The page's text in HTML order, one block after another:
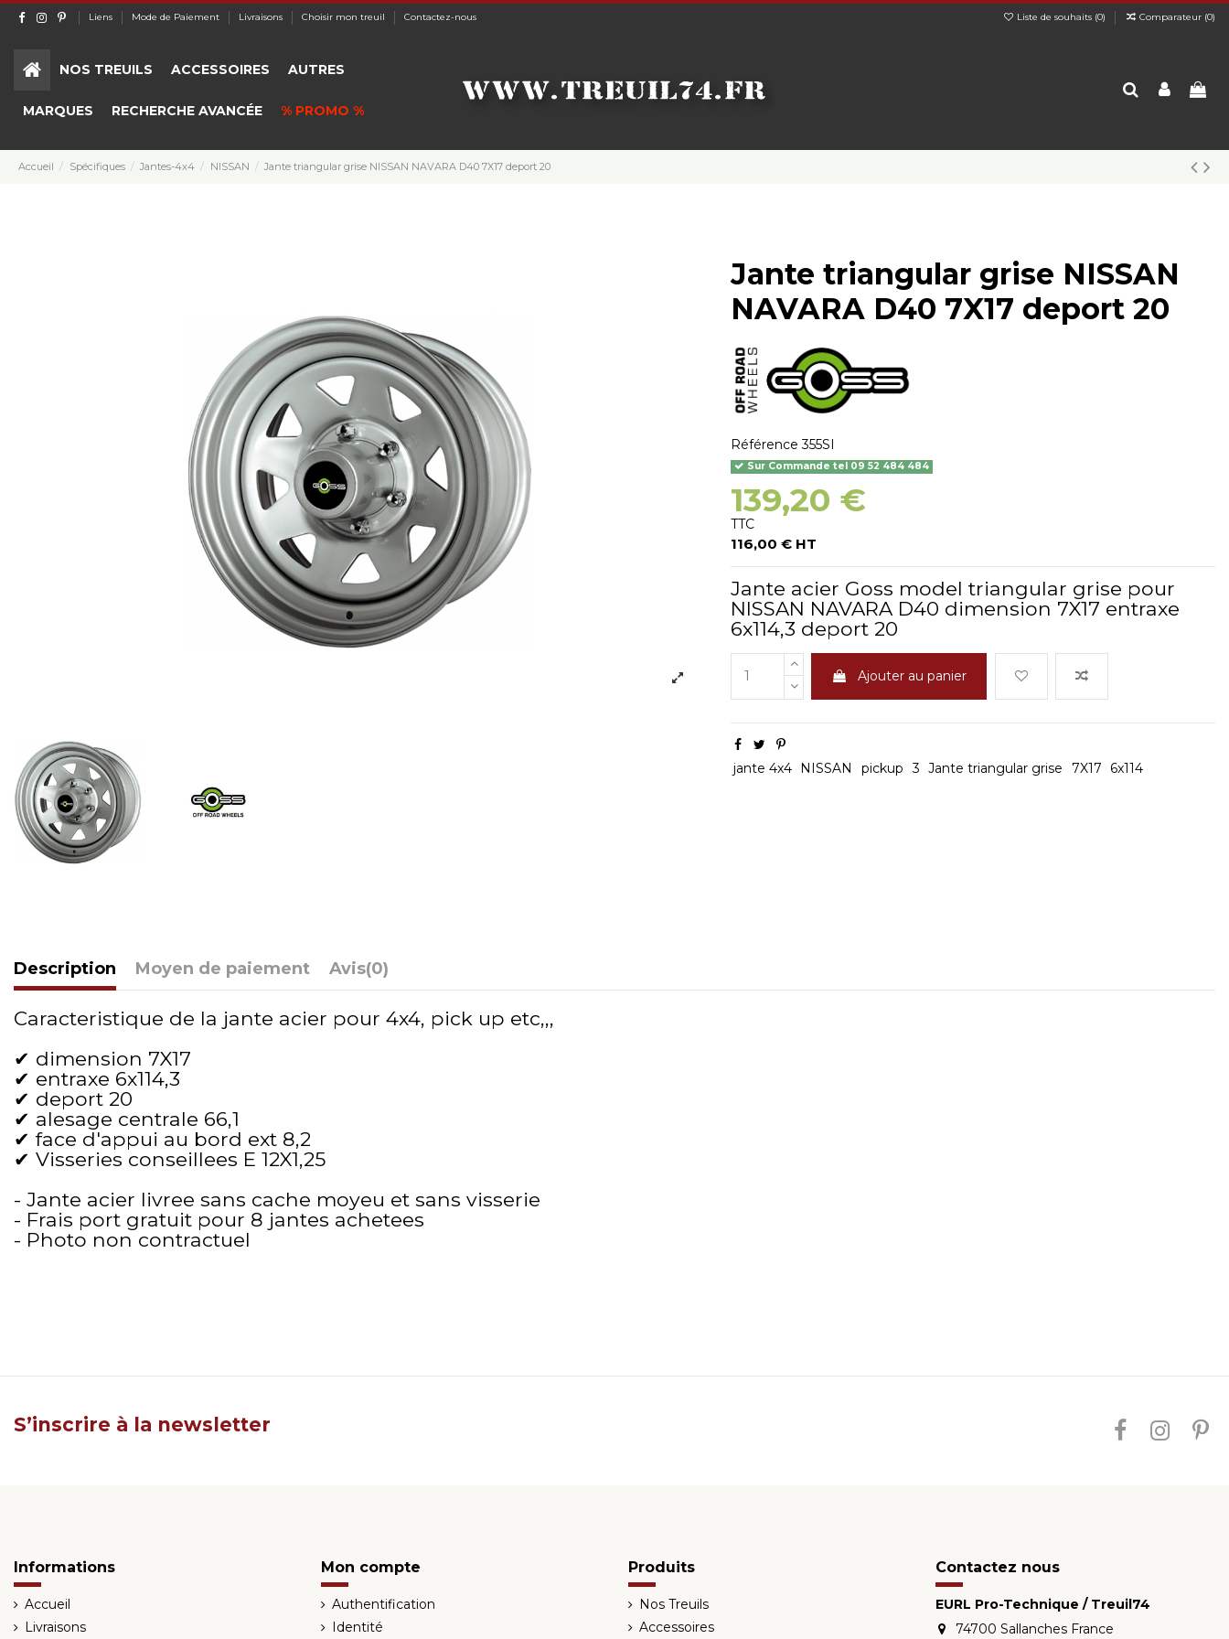
Liens Mode de Paiement Livraisons Choisir mon treuil Contactez-nous Liste de souhaits (0) Comparateur (0)
NOS TREUILS ACCESSOIRES AUTRES
MARQUES RECHERCHE AVANCÉE % PROMO %
Accueil Spécifiques Jantes-4x4 NISSAN Jante triangular grise NISSAN NAVARA D40 7X17 deport 20
Jante triangular grise NISSAN
NAVARA D40 7X17 deport 20
Référence 355SI
Sur Commande tel 09 52 484 484
139,20 €
TTC
116,00 € HT
Jante acier Goss model triangular grise pour
NISSAN NAVARA D40 dimension 7X17 entraxe
6x114,3 deport 20
Ajouter au panier
jante 4x4 NISSAN pickup 3 Jante triangular grise 7X17 6x114
Description Moyen de paiement Avis(0)
Caracteristique de la jante acier pour 4x4, pick up etc,,,
✔ dimension 7X17
✔ entraxe 6x114,3
✔ deport 20
✔ alesage centrale 66,1
✔ face d'appui au bord ext 8,2
✔ Visseries conseillees E 12X1,25
- Jante acier livree sans cache moyeu et sans visserie
- Frais port gratuit pour 8 jantes achetees
- Photo non contractuel
S’inscrire à la newsletter
Informations
Accueil
Livraisons
Mon compte
Authentification
Identité
Produits
Nos Treuils
Accessoires
Contactez nous
EURL Pro-Technique / Treuil74
74700 Sallanches France